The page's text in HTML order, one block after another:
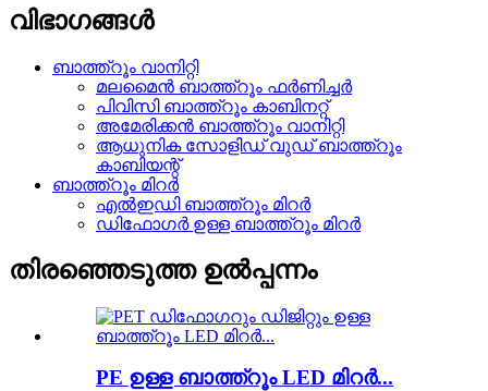
വിഭാഗങ്ങൾ
ബാത്ത്റൂം വാനിറ്റി
മലമൈൻ ബാത്ത്റൂം ഫർണിച്ചർ
പിവിസി ബാത്ത്റൂം കാബിനറ്റ്
അമേരിക്കൻ ബാത്ത്റൂം വാനിറ്റി
ആധുനിക സോളിഡ് വുഡ് ബാത്ത്റൂം
കാബിയന്റ്
ബാത്ത്റൂം മിറർ
എൽഇഡി ബാത്ത്റൂം മിറർ
ഡിഫോഗർ ഉള്ള ബാത്ത്റൂം മിറർ
തിരഞ്ഞെടുത്ത ഉൽപ്പന്നം
PE ഉള്ള ബാത്ത്റൂം LED മിറർ...